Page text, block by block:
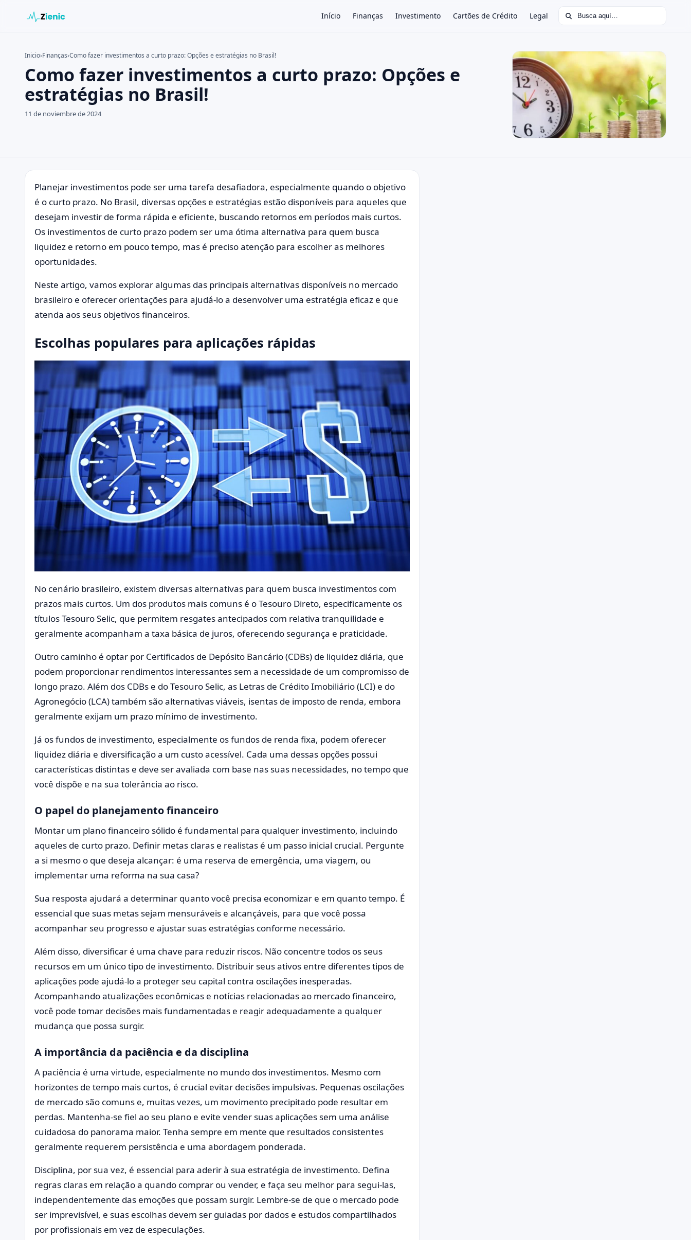
Início Finanças Investimento Cartões de Crédito Legal Buscar:
Buscar en el sitio ×
Buscar:
Pulsa Enter para buscar o ESC para cerrar.
Inicio›Finanças›Como fazer investimentos a curto prazo: Opções e estratégias no Brasil!
Como fazer investimentos a curto prazo: Opções e
estratégias no Brasil!
11 de noviembre de 2024
Planejar investimentos pode ser uma tarefa desafiadora, especialmente quando o objetivo
é o curto prazo. No Brasil, diversas opções e estratégias estão disponíveis para aqueles que
desejam investir de forma rápida e eficiente, buscando retornos em períodos mais curtos.
Os investimentos de curto prazo podem ser uma ótima alternativa para quem busca
liquidez e retorno em pouco tempo, mas é preciso atenção para escolher as melhores
oportunidades.
Neste artigo, vamos explorar algumas das principais alternativas disponíveis no mercado
brasileiro e oferecer orientações para ajudá-lo a desenvolver uma estratégia eficaz e que
atenda aos seus objetivos financeiros.
Escolhas populares para aplicações rápidas
No cenário brasileiro, existem diversas alternativas para quem busca investimentos com
prazos mais curtos. Um dos produtos mais comuns é o Tesouro Direto, especificamente os
títulos Tesouro Selic, que permitem resgates antecipados com relativa tranquilidade e
geralmente acompanham a taxa básica de juros, oferecendo segurança e praticidade.
Outro caminho é optar por Certificados de Depósito Bancário (CDBs) de liquidez diária, que
podem proporcionar rendimentos interessantes sem a necessidade de um compromisso de
longo prazo. Além dos CDBs e do Tesouro Selic, as Letras de Crédito Imobiliário (LCI) e do
Agronegócio (LCA) também são alternativas viáveis, isentas de imposto de renda, embora
geralmente exijam um prazo mínimo de investimento.
Já os fundos de investimento, especialmente os fundos de renda fixa, podem oferecer
liquidez diária e diversificação a um custo acessível. Cada uma dessas opções possui
características distintas e deve ser avaliada com base nas suas necessidades, no tempo que
você dispõe e na sua tolerância ao risco.
O papel do planejamento financeiro
Montar um plano financeiro sólido é fundamental para qualquer investimento, incluindo
aqueles de curto prazo. Definir metas claras e realistas é um passo inicial crucial. Pergunte
a si mesmo o que deseja alcançar: é uma reserva de emergência, uma viagem, ou
implementar uma reforma na sua casa?
Sua resposta ajudará a determinar quanto você precisa economizar e em quanto tempo. É
essencial que suas metas sejam mensuráveis e alcançáveis, para que você possa
acompanhar seu progresso e ajustar suas estratégias conforme necessário.
Além disso, diversificar é uma chave para reduzir riscos. Não concentre todos os seus
recursos em um único tipo de investimento. Distribuir seus ativos entre diferentes tipos de
aplicações pode ajudá-lo a proteger seu capital contra oscilações inesperadas.
Acompanhando atualizações econômicas e notícias relacionadas ao mercado financeiro,
você pode tomar decisões mais fundamentadas e reagir adequadamente a qualquer
mudança que possa surgir.
A importância da paciência e da disciplina
A paciência é uma virtude, especialmente no mundo dos investimentos. Mesmo com
horizontes de tempo mais curtos, é crucial evitar decisões impulsivas. Pequenas oscilações
de mercado são comuns e, muitas vezes, um movimento precipitado pode resultar em
perdas. Mantenha-se fiel ao seu plano e evite vender suas aplicações sem uma análise
cuidadosa do panorama maior. Tenha sempre em mente que resultados consistentes
geralmente requerem persistência e uma abordagem ponderada.
Disciplina, por sua vez, é essencial para aderir à sua estratégia de investimento. Defina
regras claras em relação a quando comprar ou vender, e faça seu melhor para segui-las,
independentemente das emoções que possam surgir. Lembre-se de que o mercado pode
ser imprevisível, e suas escolhas devem ser guiadas por dados e estudos compartilhados
por profissionais em vez de especulações.